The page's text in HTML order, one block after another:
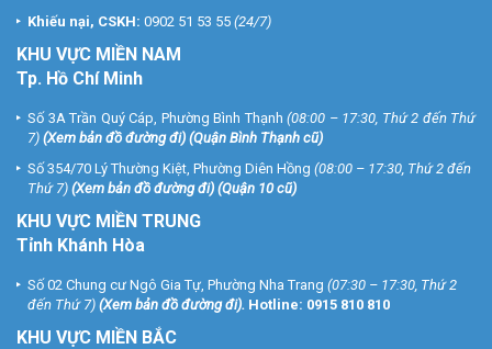
Khiếu nại, CSKH: 0902 51 53 55 (24/7)
KHU VỰC MIỀN NAM
Tp. Hồ Chí Minh
Số 3A Trần Quý Cáp, Phường Bình Thạnh (08:00 – 17:30, Thứ 2 đến Thứ
7) (Xem bản đồ đường đi) (Quận Bình Thạnh cũ)
Số 354/70 Lý Thường Kiệt, Phường Diên Hồng (08:00 – 17:30, Thứ 2 đến
Thứ 7) (Xem bản đồ đường đi) (Quận 10 cũ)
KHU VỰC MIỀN TRUNG
Tỉnh Khánh Hòa
Số 02 Chung cư Ngô Gia Tự, Phường Nha Trang (07:30 – 17:30, Thứ 2
đến Thứ 7) (Xem bản đồ đường đi). Hotline: 0915 810 810
KHU VỰC MIỀN BẮC